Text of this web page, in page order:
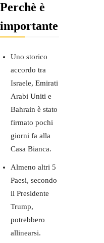
Perchè è
importante
Uno storico
accordo tra
Israele, Emirati
Arabi Uniti e
Bahrain è stato
firmato pochi
giorni fa alla
Casa Bianca.
Almeno altri 5
Paesi, secondo
il Presidente
Trump,
potrebbero
allinearsi.